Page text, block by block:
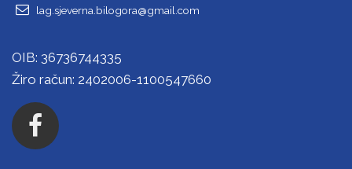
lag.sjeverna.bilogora@gmail.com
OIB: 36736744335
Žiro račun: 2402006-1100547660